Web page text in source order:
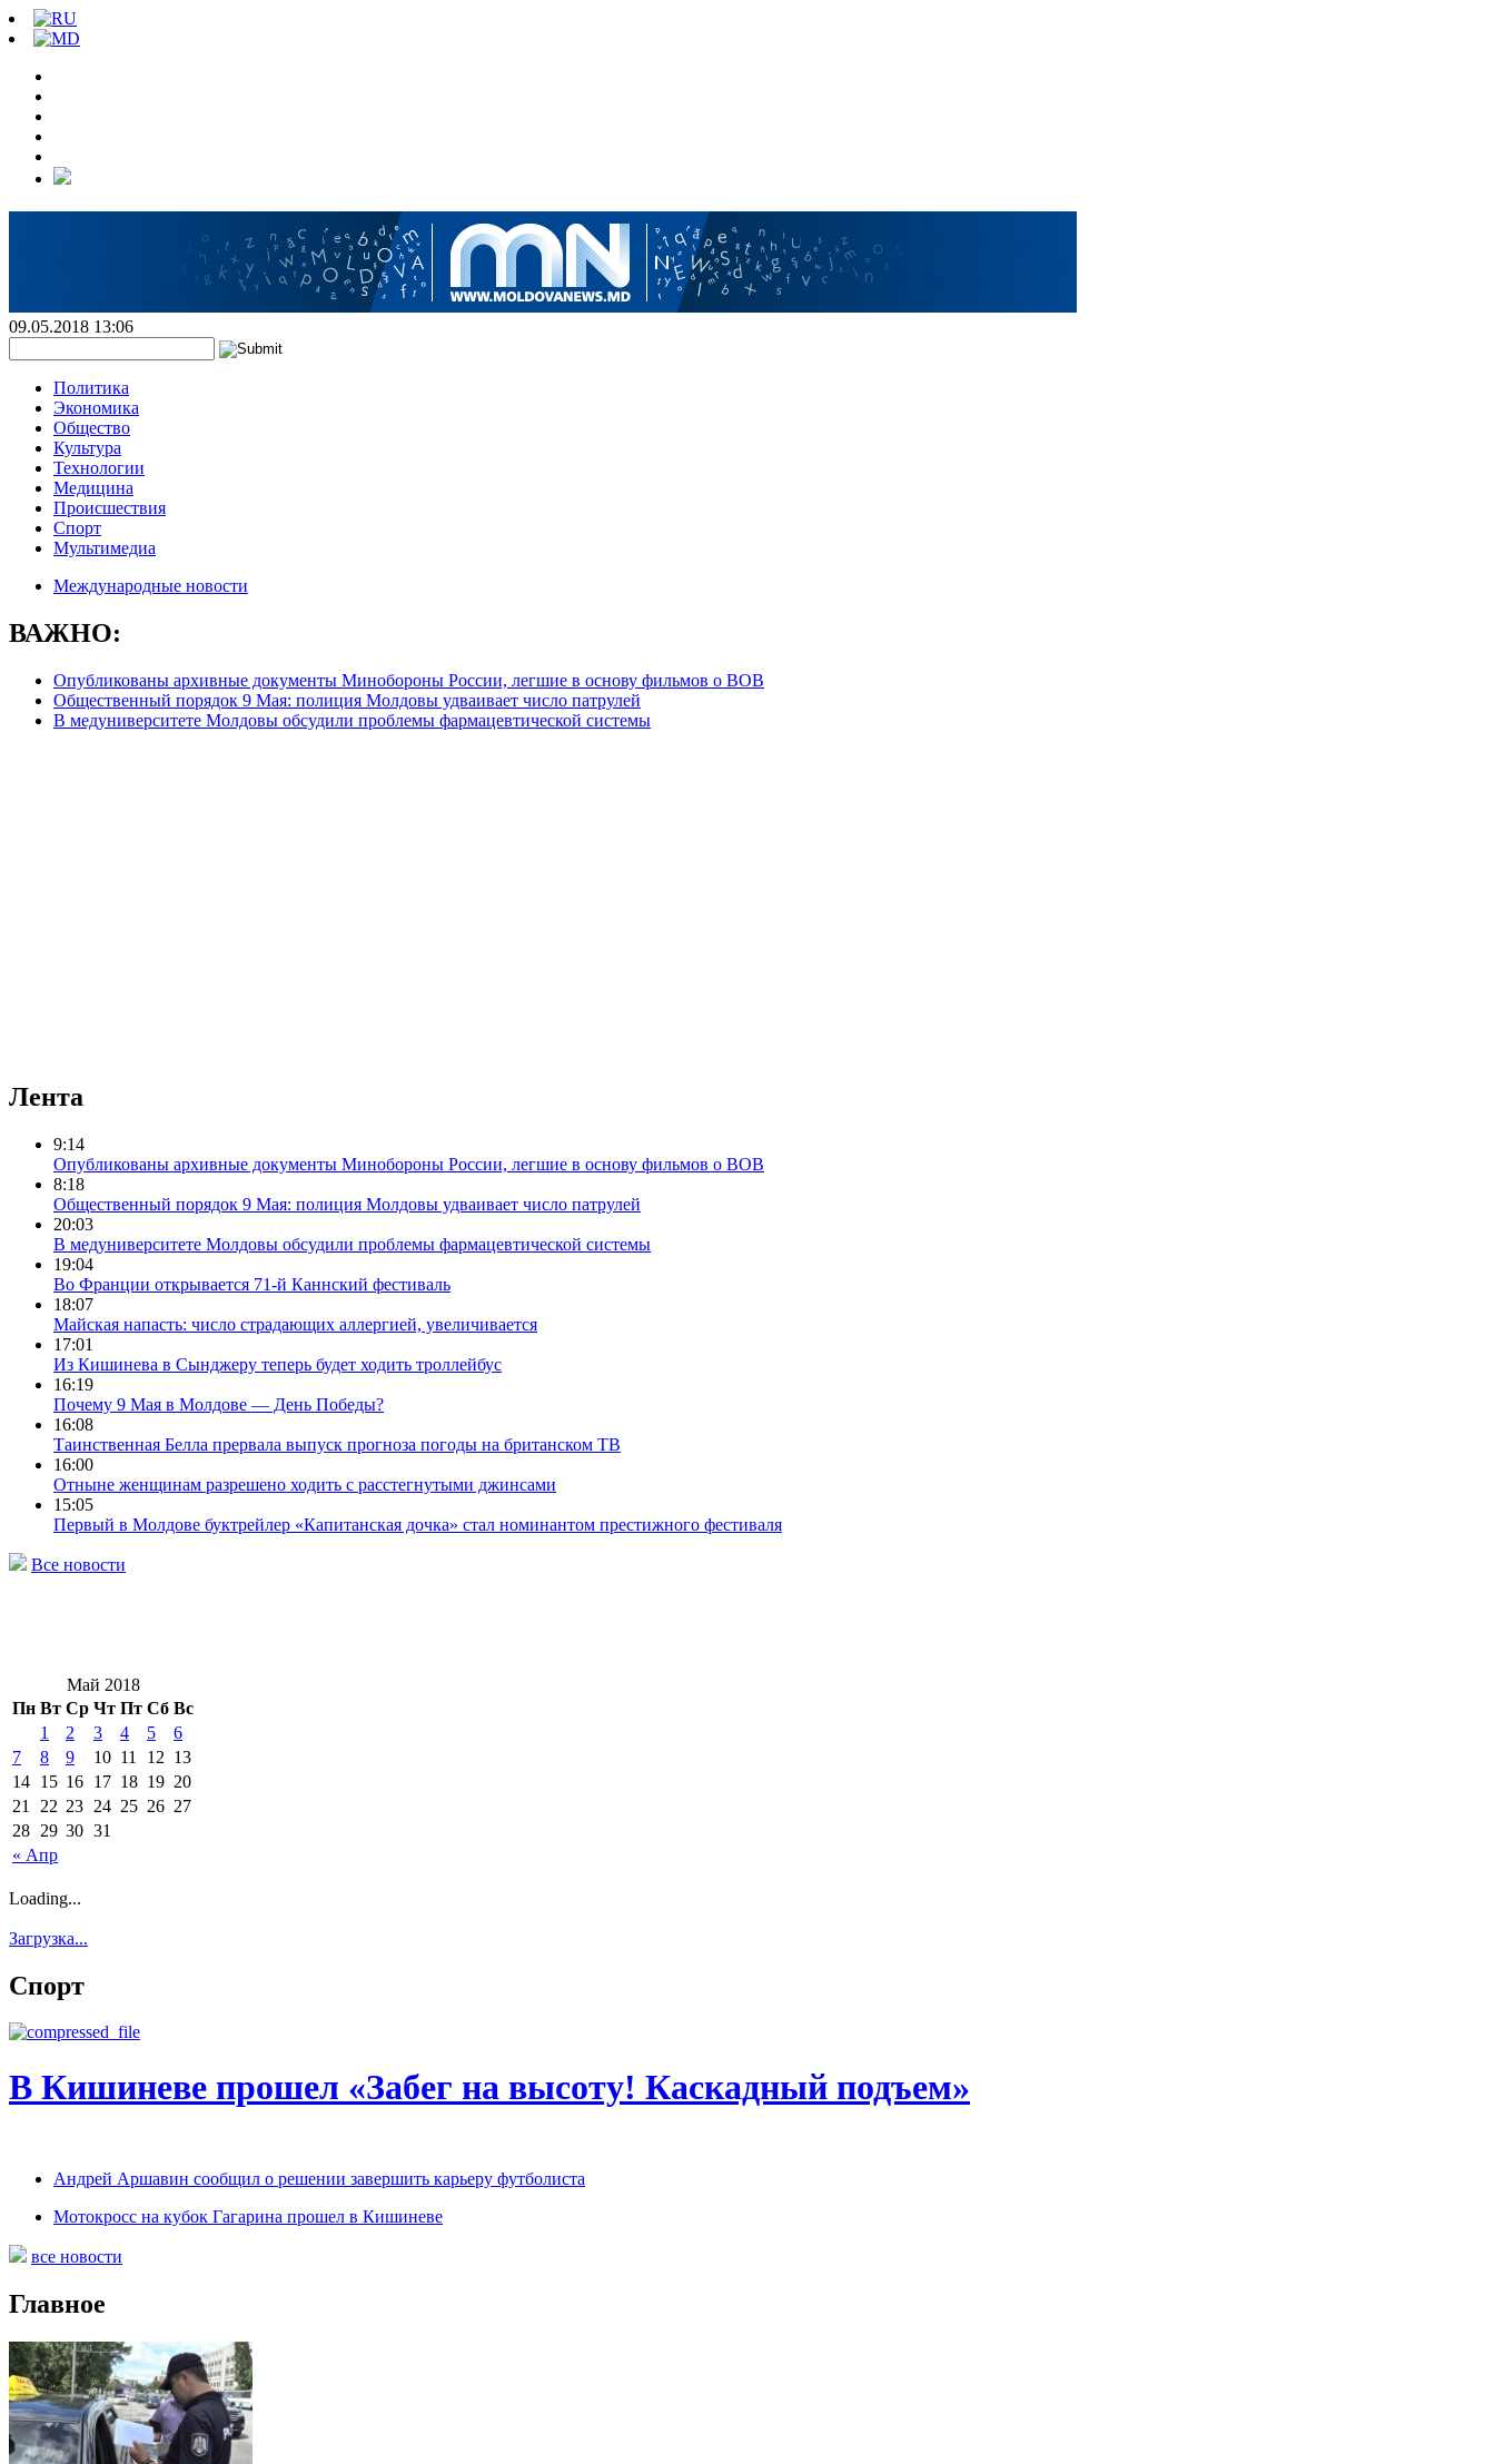
09.05.2018 13:06
Политика
Экономика
Общество
Культура
Технологии
Медицина
Происшествия
Спорт
Мультимедиа
Международные новости
ВАЖНО:
Опубликованы архивные документы Минобороны России, легшие в основу фильмов о ВОВ
Общественный порядок 9 Мая: полиция Молдовы удваивает число патрулей
В медуниверситете Молдовы обсудили проблемы фармацевтической системы
Лента
9:14
Опубликованы архивные документы Минобороны России, легшие в основу фильмов о ВОВ
8:18
Общественный порядок 9 Мая: полиция Молдовы удваивает число патрулей
20:03
В медуниверситете Молдовы обсудили проблемы фармацевтической системы
19:04
Во Франции открывается 71-й Каннский фестиваль
18:07
Майская напасть: число страдающих аллергией, увеличивается
17:01
Из Кишинева в Сынджеру теперь будет ходить троллейбус
16:19
Почему 9 Мая в Молдове — День Победы?
16:08
Таинственная Белла прервала выпуск прогноза погоды на британском ТВ
16:00
Отныне женщинам разрешено ходить с расстегнутыми джинсами
15:05
Первый в Молдове буктрейлер «Капитанская дочка» стал номинантом престижного фестиваля
Все новости
Май 2018
Пн Вт Ср Чт Пт Сб Вс
« Апр
1 2 3 4 5
6
7
8 9 10 11 12 13
14 15 16 17 18 19 20
21
22 23 24 25 26 27
28 29 30 31
Loading...
Загрузка...
Спорт
В Кишиневе прошел «Забег на высоту! Каскадный подъем»
Андрей Аршавин сообщил о решении завершить карьеру футболиста
Мотокросс на кубок Гагарина прошел в Кишиневе
все новости
Главное